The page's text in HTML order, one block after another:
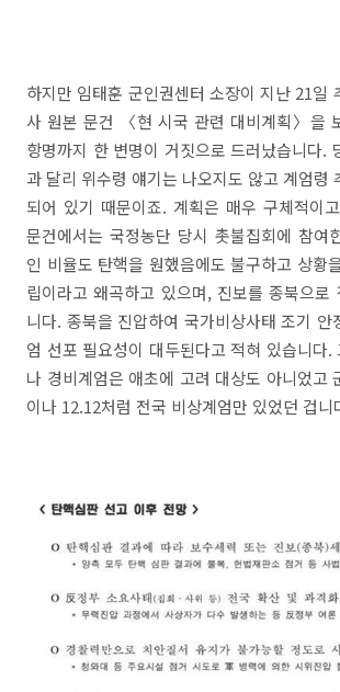
하지만 임태훈 군인권센터 소장이 지난 21일
사 원본 문건 〈현 시국 관련 대비계획〉을
항명까지 한 변명이 거짓으로 드러났습니다.
과 달리 위수령 얘기는 나오지도 않고 계엄령
되어 있기 때문이죠. 계획은 매우 구체적이
문건에서는 국정농단 당시 촛불집회에 참여
인 비율도 탄핵을 원했음에도 불구하고 상황
립이라고 왜곡하고 있으며, 진보를 종북으로
니다. 종북을 진압하여 국가비상사태 조기 안
엄 선포 필요성이 대두된다고 적혀 있습니다.
나 경비계엄은 애초에 고려 대상도 아니었고
이나 12.12처럼 전국 비상계엄만 있었던 겁니